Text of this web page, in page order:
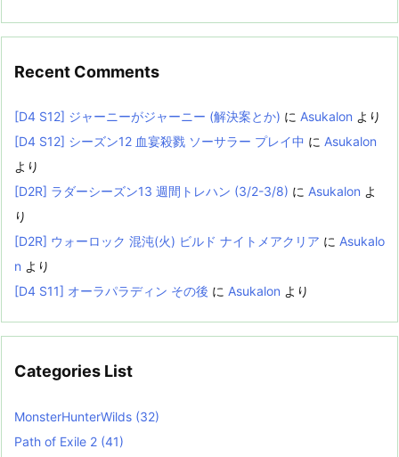
Recent Comments
[D4 S12] ジャーニーがジャーニー (解決案とか) に Asukalon より
[D4 S12] シーズン12 血宴殺戮 ソーサラー プレイ中 に Asukalon
より
[D2R] ラダーシーズン13 週間トレハン (3/2-3/8) に Asukalon よ
り
[D2R] ウォーロック 混沌(火) ビルド ナイトメアクリア に Asukalo
n より
[D4 S11] オーラパラディン その後 に Asukalon より
Categories List
MonsterHunterWilds (32)
Path of Exile 2 (41)